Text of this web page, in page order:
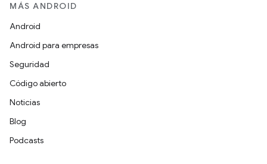
MÁS ANDROID
Android
Android para empresas
Seguridad
Código abierto
Noticias
Blog
Podcasts